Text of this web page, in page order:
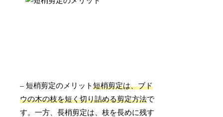
– 短梢剪定のメリット短梢剪定は、ブド
ウの木の枝を短く切り詰める剪定方法で
す。一方、長梢剪定は、枝を長めに残す